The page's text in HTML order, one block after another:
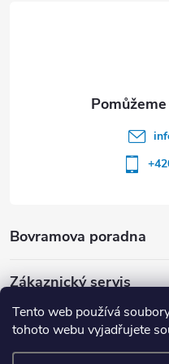
Tento web používá
tohoto webu vyjadřujete
Bovramova poradna
Zákaznický servis